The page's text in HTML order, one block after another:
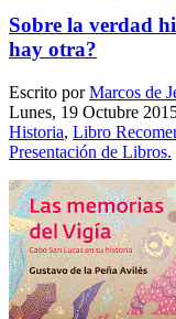
Sobre la verdad
hay otra?
Escrito porMarcos de
Lunes, 19 Octubre
Historia, Libro
Presentación de Libros.